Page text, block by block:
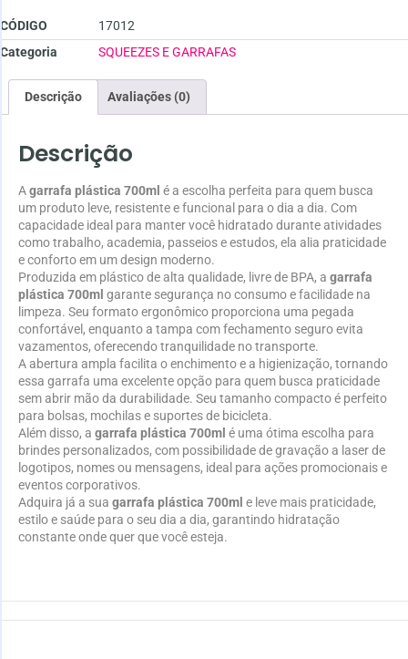
CÓDIGO
17012
Categoria
SQUEEZES E GARRAFAS
Descrição Avaliações (0)
Descrição
Agarrafa plástica 700ml é a escolha perfeita para quem busca
um produto leve, resistente e funcional para o dia a dia. Com
capacidade ideal para manter você hidratado durante atividades
como trabalho, academia, passeios e estudos, ela alia praticidade
e conforto em um design moderno.
Produzida em plástico de alta qualidade, livre de BPA, a garrafa
plástica 700ml garante segurança no consumo e facilidade na
limpeza. Seu formato ergonômico proporciona uma pegada
confortável, enquanto a tampa com fechamento seguro evita
vazamentos, oferecendo tranquilidade no transporte.
A abertura ampla facilita o enchimento e a higienização, tornando
essa garrafa uma excelente opção para quem busca praticidade
sem abrir mão da durabilidade. Seu tamanho compacto é perfeito
para bolsas, mochilas e suportes de bicicleta.
Além disso, a garrafa plástica 700ml é uma ótima escolha para
brindes personalizados, com possibilidade de gravação a laser de
logotipos, nomes ou mensagens, ideal para ações promocionais e
eventos corporativos.
Adquira já a sua garrafa plástica 700ml e leve mais praticidade,
estilo e saúde para o seu dia a dia, garantindo hidratação
constante onde quer que você esteja.